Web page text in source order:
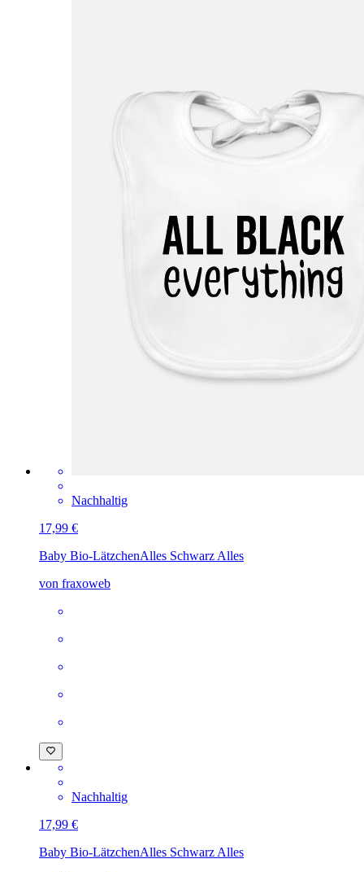
Nachhaltig
17,99 €
Baby Bio-LätzchenAlles Schwarz Alles
von fraxoweb
Nachhaltig
17,99 €
Baby Bio-LätzchenAlles Schwarz Alles